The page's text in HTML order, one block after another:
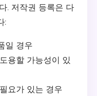
. 저작권 등록은 다
:
일 경우
용할 가능성이 있
요가 있는 경우